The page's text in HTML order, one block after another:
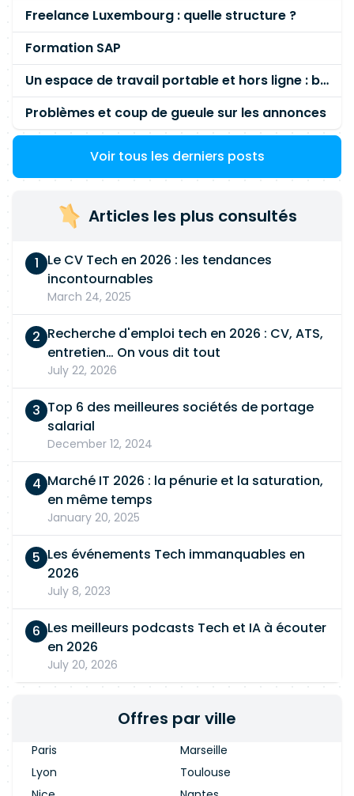
Freelance Luxembourg : quelle structure ?
Formation SAP
Un espace de travail portable et hors ligne : besoin réel ou fausse bonne idée ?
Problèmes et coup de gueule sur les annonces
Voir tous les derniers posts
Articles les plus consultés
Le CV Tech en 2026 : les tendances
incontournables
March 24, 2025
Recherche d'emploi tech en 2026 : CV, ATS,
entretien… On vous dit tout
July 22, 2026
Top 6 des meilleures sociétés de portage
salarial
December 12, 2024
Marché IT 2026 : la pénurie et la saturation,
en même temps
January 20, 2025
Les événements Tech immanquables en
2026
July 8, 2023
Les meilleurs podcasts Tech et IA à écouter
en 2026
July 20, 2026
Offres par ville
Paris
Marseille
Lyon
Toulouse